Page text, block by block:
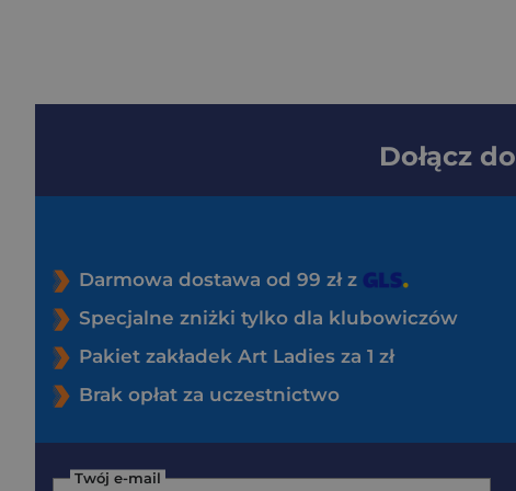
Dołącz do
Darmowa dostawa od 99 zł z
Specjalne zniżki tylko dla klubowiczów
Pakiet zakładek Art Ladies za 1 zł
Brak opłat za uczestnictwo
Twój e-mail